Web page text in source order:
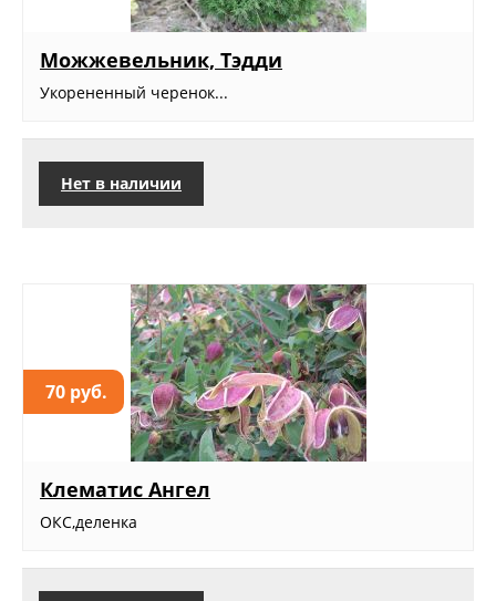
Можжевельник, Тэдди
Укорененный черенок...
Нет в наличии
70 руб.
Клематис Ангел
ОКС,деленка